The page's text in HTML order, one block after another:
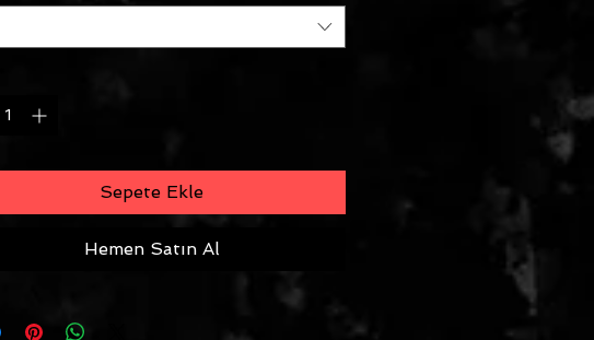
Sepete Ekle
Hemen Satın Al